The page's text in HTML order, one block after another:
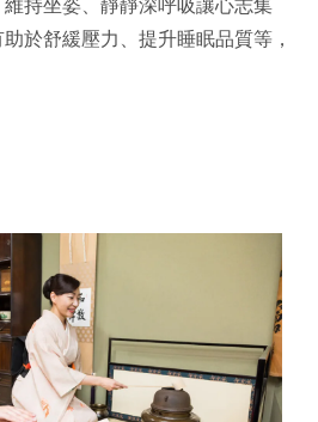
持坐姿、靜靜深呼吸讓心志集
於舒緩壓力、提升睡眠品質等，